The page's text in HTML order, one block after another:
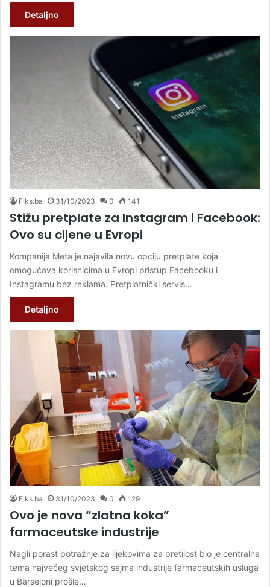
Detaljno
Fiks.ba 31/10/2023 0 141
Stižu pretplate za Instagram i Facebook:
Ovo su cijene u Evropi
Kompanija Meta je najavila novu opciju pretplate koja
omogućava korisnicima u Evropi pristup Facebooku i
Instagramu bez reklama. Pretplatnički servis…
Detaljno
Fiks.ba 31/10/2023 0 129
Ovo je nova “zlatna koka”
farmaceutske industrije
Nagli porast potražnje za lijekovima za pretilost bio je centralna
tema najvećeg svjetskog sajma industrije farmaceutskih usluga
u Barseloni prošle…